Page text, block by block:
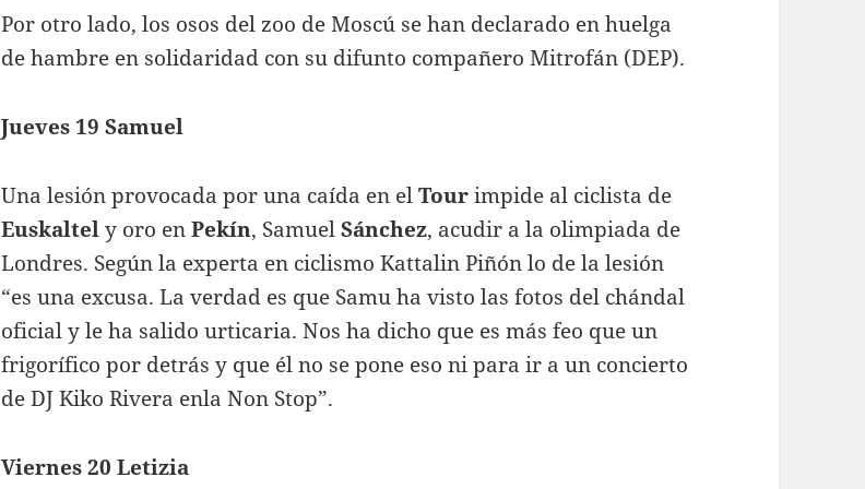
Por otro lado, los osos del zoo de Moscú se han declarado en huelga
de hambre en solidaridad con su difunto compañero Mitrofán (DEP).
Jueves 19 Samuel
Una lesión provocada por una caída en elTourimpide al ciclista de
Euskaltely oro enPekín, SamuelSánchez, acudir a la olimpiada de
Londres. Según la experta en ciclismo Kattalin Piñón lo de la lesión
“es una excusa. La verdad es que Samu ha visto las fotos del chándal
oficial y le ha salido urticaria. Nos ha dicho que es más feo que un
frigorífico por detrás y que él no se pone eso ni para ir a un concierto
de DJ Kiko Rivera enla Non Stop”.
Viernes 20 Letizia